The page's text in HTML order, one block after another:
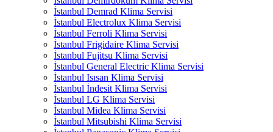
İstanbul Demrad Klima Servisi
İstanbul Electrolux Klima Servisi
İstanbul Ferroli Klima Servisi
İstanbul Frigidaire Klima Servisi
İstanbul Fujitsu Klima Servisi
İstanbul General Electric Klima Servisi
İstanbul Isısan Klima Servisi
İstanbul İndesit Klima Servisi
İstanbul LG Klima Servisi
İstanbul Midea Klima Servisi
İstanbul Mitsubishi Klima Servisi